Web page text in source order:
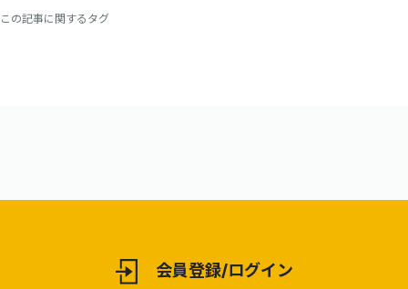
この記事に関するタグ
会員登録/ログイン